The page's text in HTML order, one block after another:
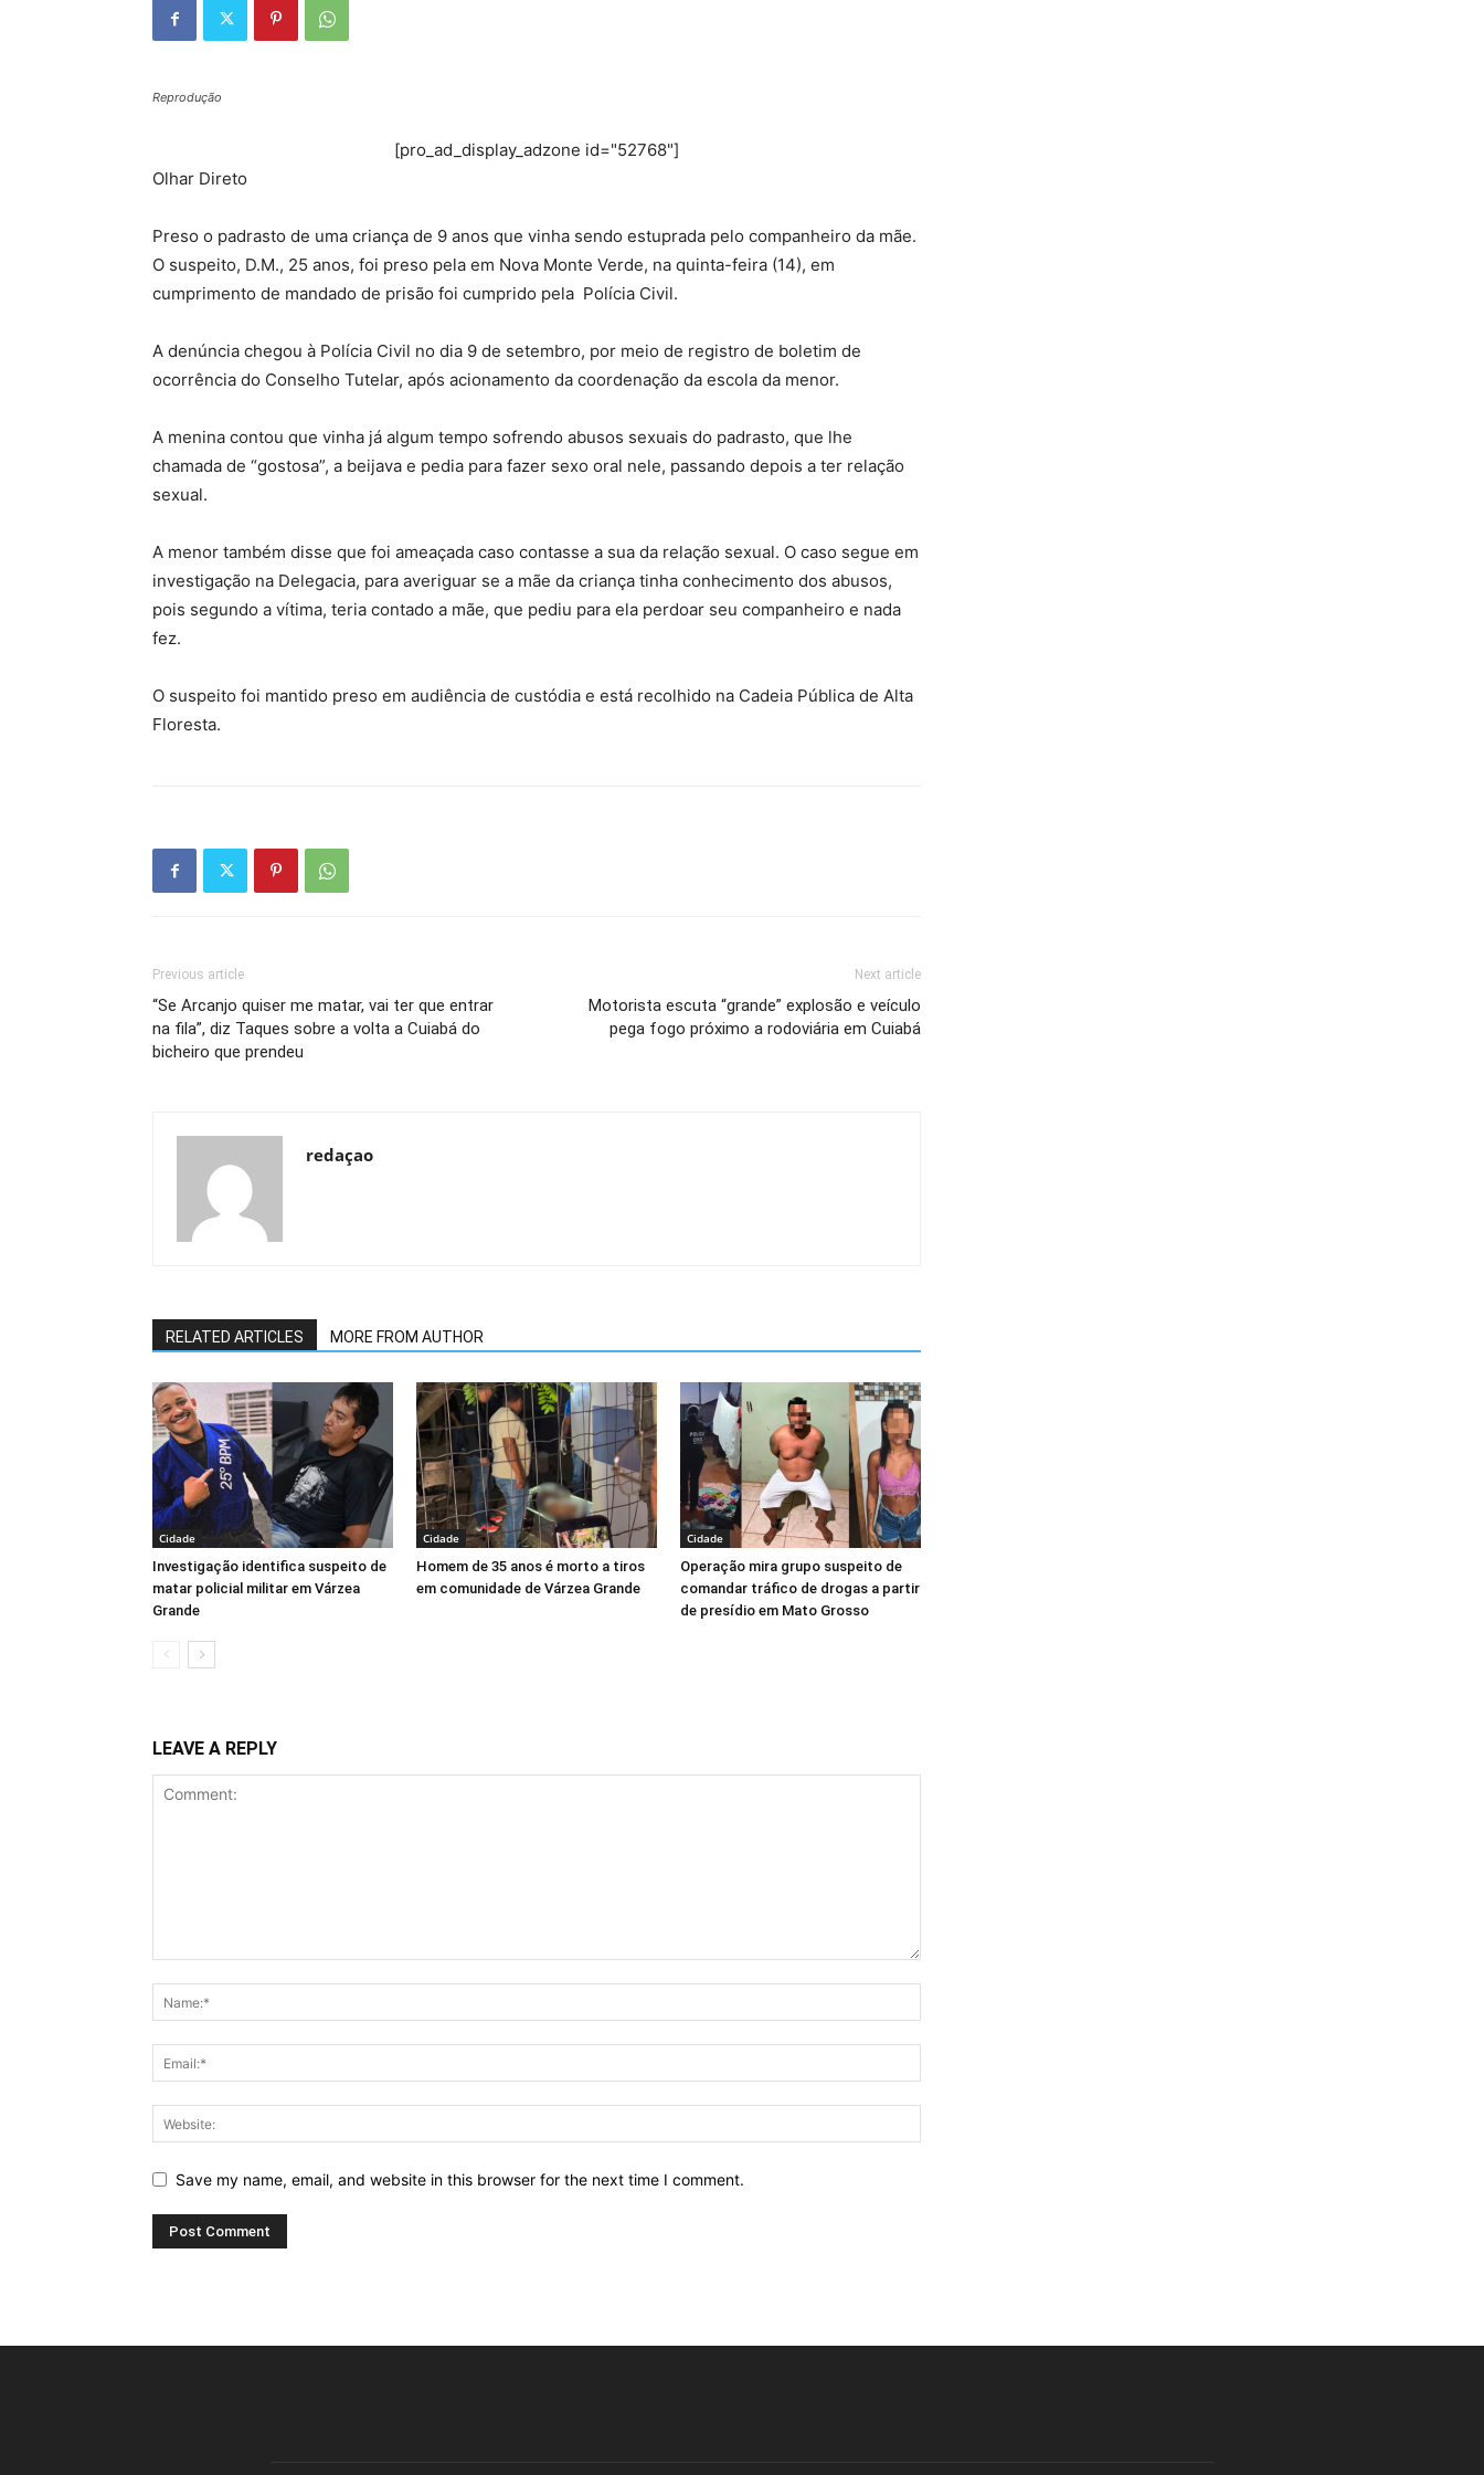
Reprodução
[pro_ad_display_adzone id="52768"]
Olhar Direto
Preso o padrasto de uma criança de 9 anos que vinha sendo estuprada pelo companheiro da mãe.
O suspeito, D.M., 25 anos, foi preso pela em Nova Monte Verde, na quinta-feira (14), em
cumprimento de mandado de prisão foi cumprido pela Polícia Civil.
A denúncia chegou à Polícia Civil no dia 9 de setembro, por meio de registro de boletim de
ocorrência do Conselho Tutelar, após acionamento da coordenação da escola da menor.
A menina contou que vinha já algum tempo sofrendo abusos sexuais do padrasto, que lhe
chamada de “gostosa”, a beijava e pedia para fazer sexo oral nele, passando depois a ter relação
sexual.
A menor também disse que foi ameaçada caso contasse a sua da relação sexual. O caso segue em
investigação na Delegacia, para averiguar se a mãe da criança tinha conhecimento dos abusos,
pois segundo a vítima, teria contado a mãe, que pediu para ela perdoar seu companheiro e nada
fez.
O suspeito foi mantido preso em audiência de custódia e está recolhido na Cadeia Pública de Alta
Floresta.
Previous article
“Se Arcanjo quiser me matar, vai ter que entrar
na fila”, diz Taques sobre a volta a Cuiabá do
bicheiro que prendeu
Next article
Motorista escuta “grande” explosão e veículo
pega fogo próximo a rodoviária em Cuiabá
redaçao
RELATED ARTICLES MORE FROM AUTHOR
Cidade
Investigação identifica suspeito de
matar policial militar em Várzea
Grande
Cidade
Homem de 35 anos é morto a tiros
em comunidade de Várzea Grande
Cidade
Operação mira grupo suspeito de
comandar tráfico de drogas a partir
de presídio em Mato Grosso
LEAVE A REPLY
Save my name, email, and website in this browser for the next time I comment.